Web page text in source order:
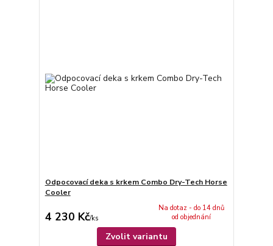
Odpocovací deka s krkem Combo Dry-Tech Horse
Cooler
4 230 Kč/ks
Na dotaz - do 14 dnů
od objednání
Zvolit variantu